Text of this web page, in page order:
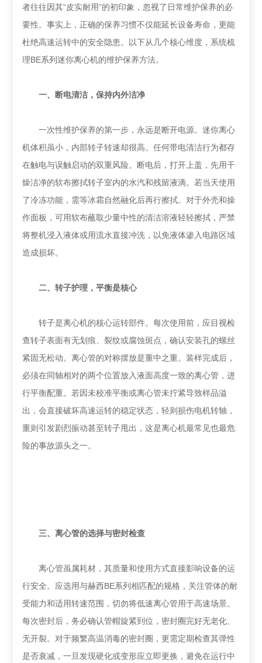
者往往因其“皮实耐用”的初印象，忽视了日常维护保养的必
要性。事实上，正确的保养习惯不仅能延长设备寿命，更能
杜绝高速运转中的安全隐患。以下从几个核心维度，系统梳
理BE系列迷你离心机的维护保养方法。
‌一、断电清洁，保持内外洁净‌
一次性维护保养的第一步，永远是断开电源。迷你离心
机体积虽小，内部转子转速却很高。任何带电清洁行为都存
在触电与误触启动的双重风险。断电后，打开上盖，先用干
燥洁净的软布擦拭转子室内的水汽和残留液滴。若当天使用
了冷冻功能，需等冰霜自然融化后再行擦拭。对于外壳和操
作面板，可用软布蘸取少量中性的清洁溶液轻轻擦拭，严禁
将整机浸入液体或用流水直接冲洗，以免液体渗入电路区域
造成损坏。
‌二、转子护理，平衡是核心‌
转子是离心机的核心运转部件。每次使用前，应目视检
查转子表面有无划痕、裂纹或腐蚀斑点，确认安装孔的螺丝
紧固无松动。离心管的对称摆放是重中之重。装样完成后，
必须在同轴相对的两个位置放入液面高度一致的离心管，进
行平衡配重。若因未校准平衡或离心管未拧紧导致样品溢
出，会直接破坏高速运转的稳定状态，轻则损伤电机转轴，
重则引发剧烈振动甚至转子甩出，这是离心机最常见也最危
险的事故源头之一。
‌三、离心管的选择与密封检查‌
离心管虽属耗材，其质量和使用方式直接影响设备的运
行安全。应选用与赫西BE系列相匹配的规格，关注管体的耐
受能力和适用转速范围，切勿将低速离心管用于高速场景。
每次密封后，务必确认管帽旋紧到位，密封圈完好无老化、
无开裂。对于频繁高温消毒的密封圈，更需定期检查其弹性
是否衰减，一旦发现硬化或变形应立即更换，避免在运行中